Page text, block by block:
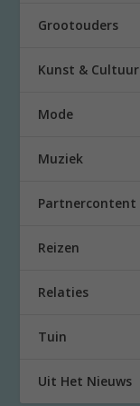
Grootouders
Kunst & Cultuur
Mode
Muziek
Partnercontent
Reizen
Relaties
Tuin
Uit Het Nieuws